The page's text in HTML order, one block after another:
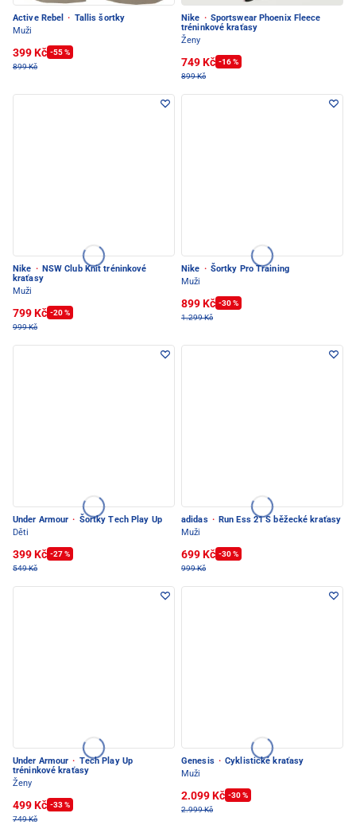
Active Rebel · Tallis šortky
Muži
399 Kč -55 %
899 Kč
Nike · Sportswear Phoenix Fleece
tréninkové kraťasy
Ženy
749 Kč -16 %
899 Kč
Nike · NSW Club Knit tréninkové
kraťasy
Muži
799 Kč -20 %
999 Kč
Nike · Šortky Pro Training
Muži
899 Kč -30 %
1.299 Kč
Under Armour · Šortky Tech Play Up
Děti
399 Kč -27 %
549 Kč
adidas · Run Ess 21 S běžecké kraťasy
Muži
699 Kč -30 %
999 Kč
Under Armour · Tech Play Up
tréninkové kraťasy
Ženy
499 Kč -33 %
749 Kč
Genesis · Cyklistické kraťasy
Muži
2.099 Kč -30 %
2.999 Kč